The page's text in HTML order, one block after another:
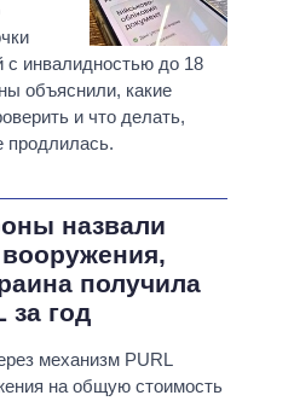
с инвалидностью до 18
объяснили, какие
и что делать,
продлилась.
назвали
получила
за год
механизм PURL
на общую стоимость